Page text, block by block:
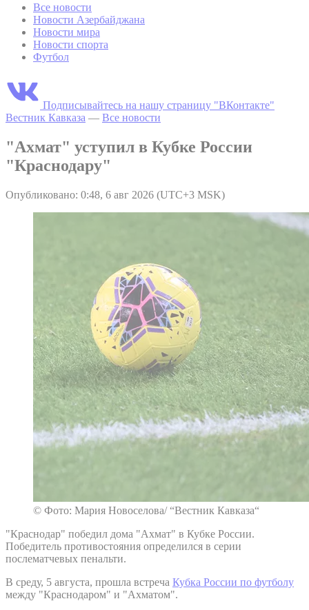
Все новости
Новости Азербайджана
Новости мира
Новости спорта
Футбол
Подписывайтесь на нашу страницу "ВКонтакте"
Вестник Кавказа — Все новости
"Ахмат" уступил в Кубке России
"Краснодару"
Опубликовано: 0:48, 6 авг 2026 (UTC+3 MSK)
© Фото: Мария Новоселова/ “Вестник Кавказа“
"Краснодар" победил дома "Ахмат" в Кубке России.
Победитель противостояния определился в серии
послематчевых пенальти.
В среду, 5 августа, прошла встреча Кубка России по футболу
между "Краснодаром" и "Ахматом".